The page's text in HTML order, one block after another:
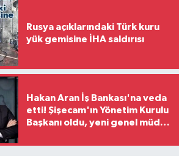
Rusya açıklarındaki Türk kuru
yük gemisine İHA saldırısı
Hakan Aran İş Bankası'na veda
etti! Şişecam'ın Yönetim Kurulu
Başkanı oldu, yeni genel müdür